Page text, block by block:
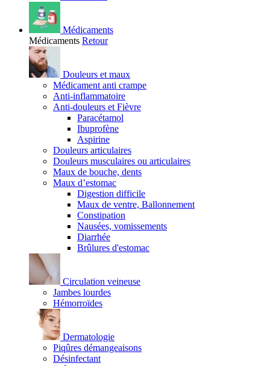
Médicaments
Médicaments Retour
Douleurs et maux
Médicament anti crampe
Anti-inflammatoire
Anti-douleurs et Fièvre
Paracétamol
Ibuprofène
Aspirine
Douleurs articulaires
Douleurs musculaires ou articulaires
Maux de bouche, dents
Maux d’estomac
Digestion difficile
Maux de ventre, Ballonnement
Constipation
Nausées, vomissements
Diarrhée
Brûlures d'estomac
Circulation veineuse
Jambes lourdes
Hémorroïdes
Dermatologie
Piqûres démangeaisons
Désinfectant